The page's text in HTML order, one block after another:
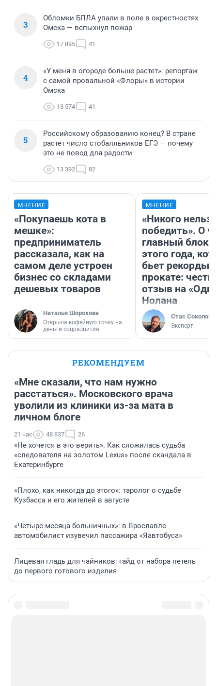
3
Обломки БПЛА упали в поле в окрестностях
Омска — вспыхнул пожар
17 895 41
4
«У меня в огороде больше растет»: репортаж
с самой провальной «Флоры» в истории
Омска
13 574 41
5
Российскому образованию конец? В стране
растет число стобалльников ЕГЭ — почему
это не повод для радости
13 392 82
МНЕНИЕ
«Покупаешь кота в
мешке»:
предприниматель
рассказала, как на
самом деле устроен
бизнес со складами
дешевых товаров
Наталья Шорохова
Открыла кофейную точку на
деньги соцразвития
МНЕНИЕ
«Никого нельзя
победить». О
главный
этого года,
бьет рекорды в
прокате:
отзыв на
Нолана
Стас Соколов
Эксперт
РЕКОМЕНДУЕМ
«Мне сказали, что нам нужно
расстаться». Московского врача
уволили из клиники из-за мата в
личном блоге
21 час 48 837 26
«Не хочется в это верить». Как сложилась судьба
«следователя на золотом Lexus» после скандала в
Екатеринбурге
«Плохо, как никогда до этого»: таролог о судьбе
Кузбасса и его жителей в августе
«Четыре месяца больничных»: в Ярославле
автомобилист изувечил пассажира «Яавтобуса»
Лицевая гладь для чайников: гайд от набора петель
до первого готового изделия